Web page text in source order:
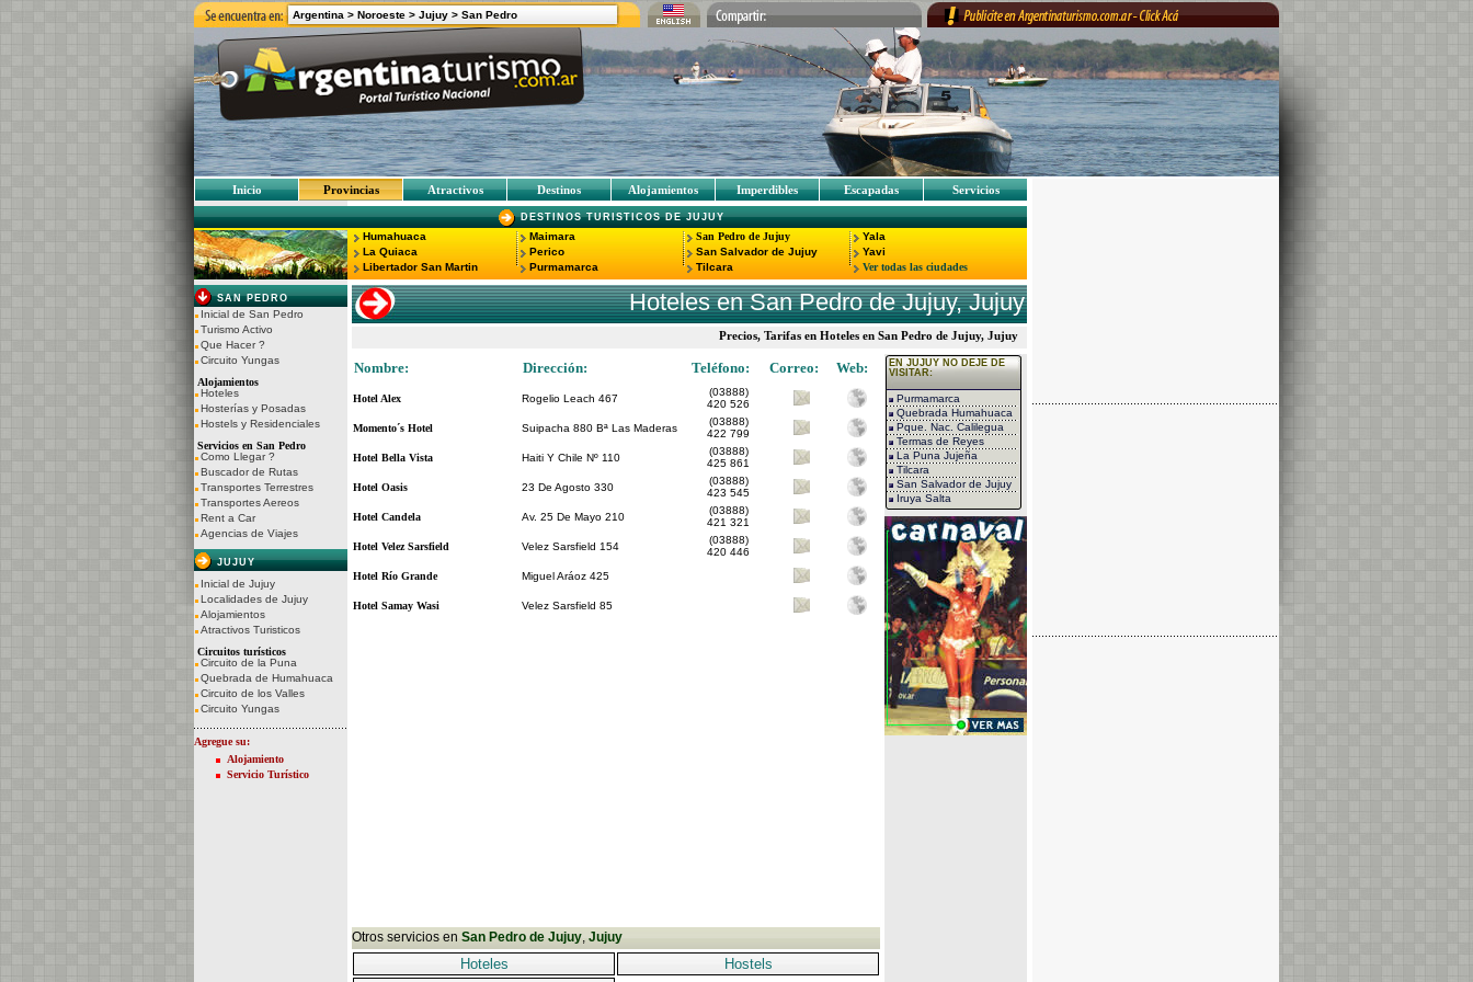
Argentina > Noroeste > Jujuy > San Pedro
Inicio Provincias Atractivos Destinos Alojamientos Imperdibles Escapadas Servicios
DESTINOS TURISTICOS DE JUJUY
Humahuaca
La Quiaca
Libertador San Martin
Maimara
Perico
Purmamarca
San Pedro de Jujuy
San Salvador de Jujuy
Tilcara
Yala
Yavi
Ver todas las ciudades
SAN PEDRO
Inicial de San Pedro
Turismo Activo
Que Hacer ?
Circuito Yungas
Alojamientos
Hoteles
Hosterías y Posadas
Hostels y Residenciales
Servicios en San Pedro
Como Llegar ?
Buscador de Rutas
Transportes Terrestres
Transportes Aereos
Rent a Car
Agencias de Viajes
JUJUY
Inicial de Jujuy
Localidades de Jujuy
Alojamientos
Atractivos Turisticos
Circuitos turísticos
Circuito de la Puna
Quebrada de Humahuaca
Circuito de los Valles
Circuito Yungas
Agregue su:
Alojamiento
Servicio Turístico
Hoteles en San Pedro de Jujuy, Jujuy
Precios, Tarifas en Hoteles en San Pedro de Jujuy, Jujuy
Nombre: Dirección: Teléfono: Correo: Web:
Hotel Alex Rogelio Leach 467
(03888)
420 526
Momento´s Hotel
Suipacha 880 Bª Las Maderas
(03888)
422 799
Hotel Bella Vista
Haiti Y Chile Nº 110
(03888)
425 861
Hotel Oasis
23 De Agosto 330
(03888)
423 545
Hotel Candela
Av. 25 De Mayo 210
(03888)
421 321
Hotel Velez Sarsfield
Velez Sarsfield 154
(03888)
420 446
Hotel Río Grande
Miguel Aráoz 425
Hotel Samay Wasi Velez Sarsfield 85
Otros servicios en San Pedro de Jujuy, Jujuy
Hoteles
Hostels
EN JUJUY NO DEJE DE
VISITAR:
Purmamarca
Quebrada Humahuaca
Pque. Nac. Calilegua
Termas de Reyes
La Puna Jujeña
Tilcara
San Salvador de Jujuy
Iruya Salta